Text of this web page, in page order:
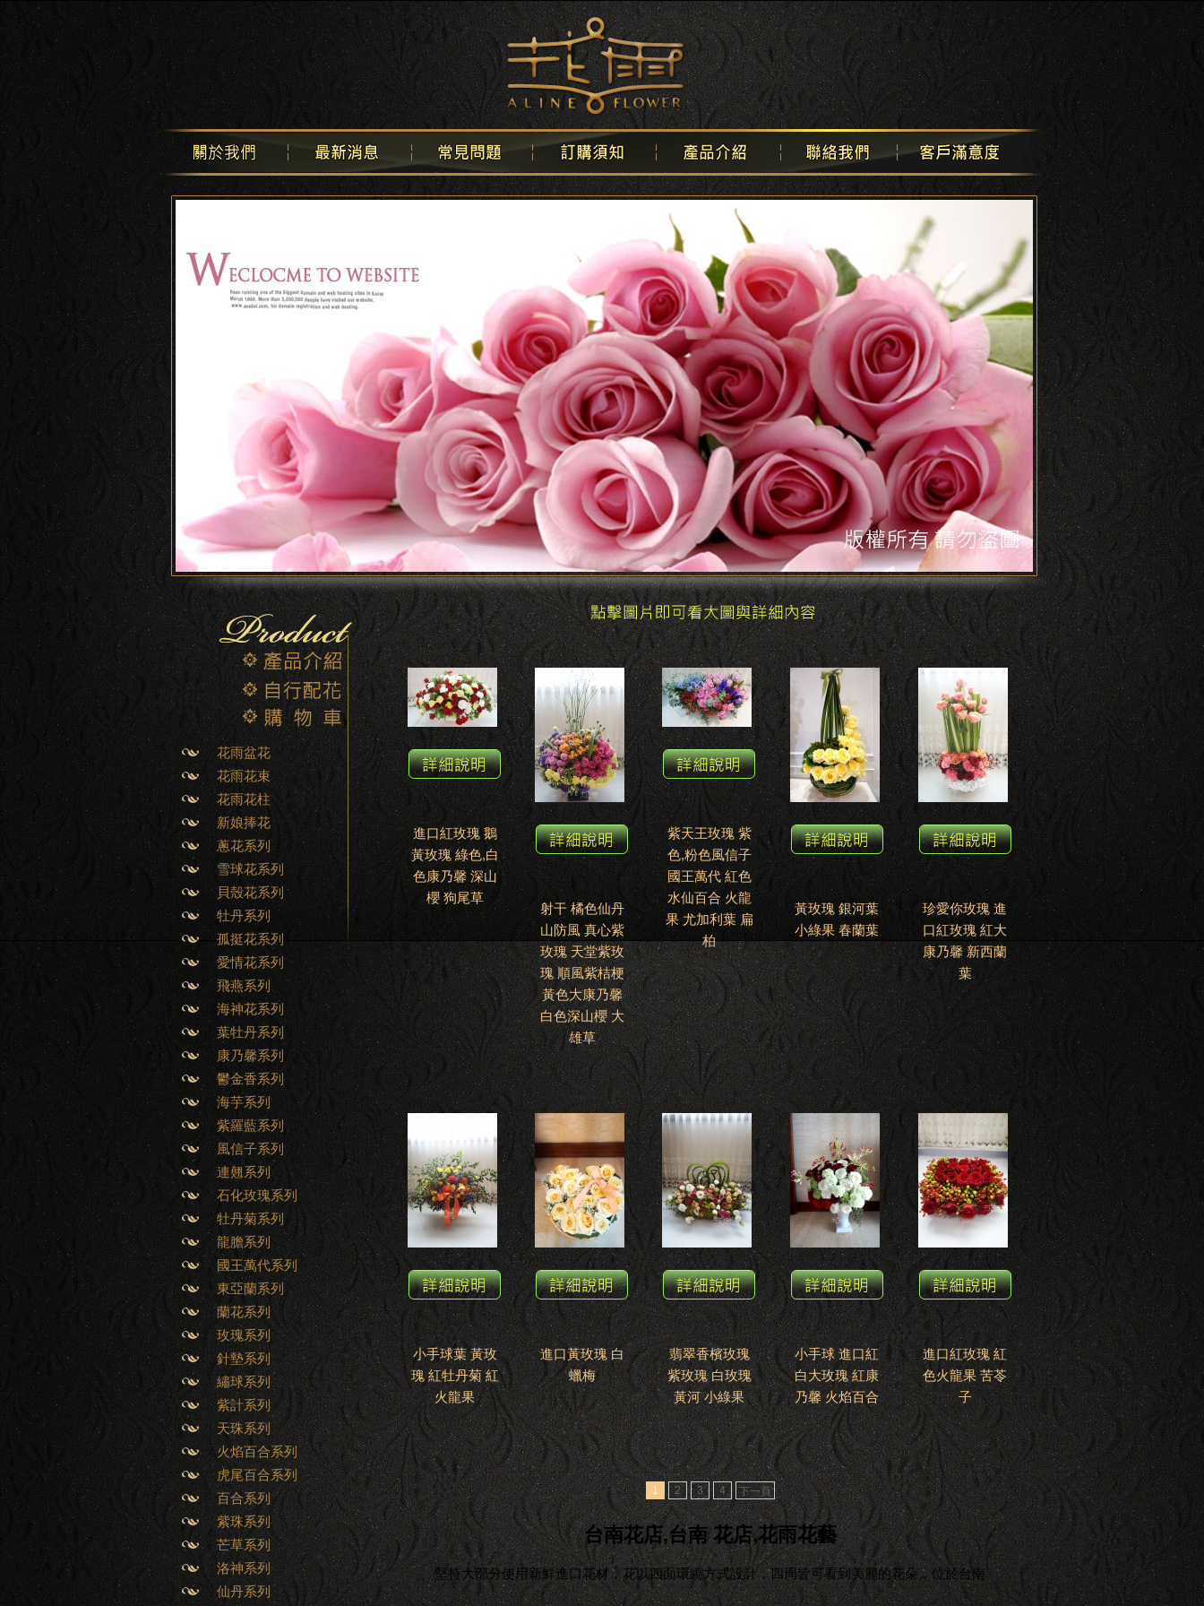
花雨盆花
花雨花束
花雨花柱
新娘捧花
蔥花系列
雪球花系列
貝殼花系列
牡丹系列
孤挺花系列
愛情花系列
飛燕系列
海神花系列
葉牡丹系列
康乃馨系列
鬱金香系列
海芋系列
紫羅藍系列
風信子系列
連翹系列
石化玫瑰系列
牡丹菊系列
龍膽系列
國王萬代系列
東亞蘭系列
蘭花系列
玫瑰系列
針墊系列
繡球系列
紫計系列
天珠系列
火焰百合系列
虎尾百合系列
百合系列
紫珠系列
芒草系列
洛神系列
仙丹系列
進口紅玫瑰 鵝
黃玫瑰 綠色,白
色康乃馨 深山
櫻 狗尾草
射干 橘色仙丹
山防風 真心紫
玫瑰 天堂紫玫
瑰 順風紫桔梗
黃色大康乃馨
白色深山櫻 大
雄草
紫天王玫瑰 紫
色,粉色風信子
國王萬代 紅色
水仙百合 火龍
果 尤加利葉 扁
柏
黃玫瑰 銀河葉
小綠果 春蘭葉
珍愛你玫瑰 進
口紅玫瑰 紅大
康乃馨 新西蘭
葉
小手球葉 黃玫
瑰 紅牡丹菊 紅
火龍果
進口黃玫瑰 白
蠟梅
翡翠香檳玫瑰
紫玫瑰 白玫瑰
黃河 小綠果
小手球 進口紅
白大玫瑰 紅康
乃馨 火焰百合
進口紅玫瑰 紅
色火龍果 苦苓
子
1 2 3 4 下一頁
台南花店,台南 花店,花雨花藝
堅持大部分使用新鮮進口花材，花以四面環繞方式設計，四周皆可看到美麗的花朵，位於台南